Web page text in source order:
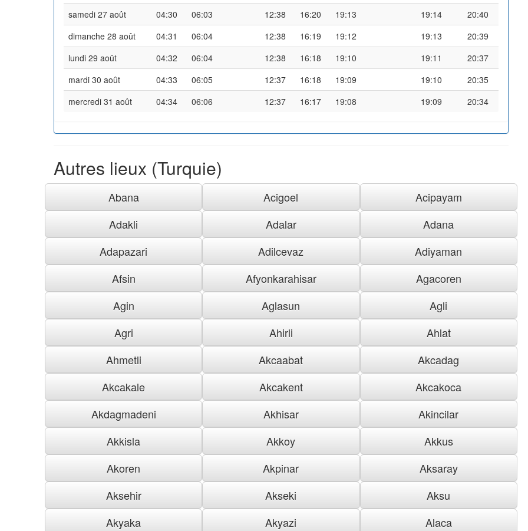
samedi 27 août
04:30 06:03 12:38 16:20 19:13 19:14
20:40
dimanche 28 août
04:31 06:04 12:38 16:19 19:12 19:13
20:39
lundi 29 août
04:32 06:04 12:38 16:18 19:10 19:11
20:37
mardi 30 août
04:33 06:05 12:37 16:18 19:09 19:10
20:35
mercredi 31 août
04:34 06:06 12:37 16:17 19:08 19:09 20:34
Autres lieux (Turquie)
Abana Acigoel
Acipayam
Adakli
Adalar
Adana
Adapazari
Adilcevaz
Adiyaman
Afsin
Afyonkarahisar
Agacoren
Agin
Aglasun
Agli
Agri
Ahirli
Ahlat
Ahmetli
Akcaabat
Akcadag
Akcakale
Akcakent
Akcakoca
Akdagmadeni
Akhisar
Akincilar
Akkisla
Akkoy
Akkus
Akoren
Akpinar
Aksaray
Aksehir
Akseki
Aksu
Akyaka
Akyazi Alaca